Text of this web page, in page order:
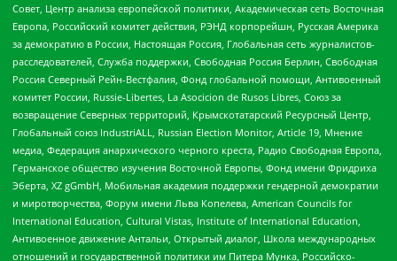
Совет, Центр анализа европейской политики, Академическая сеть Восточная
Европа, Российский комитет действия, РЭНД корпорейшн, Русская Америка
за демократию в России, Настоящая Россия, Глобальная сеть журналистов-
расследователей, Служба поддержки, Свободная Россия Берлин, Свободная
Россия Северный Рейн-Вестфалия, Фонд глобальной помощи, Антивоенный
комитет России, Russie-Libertes, La Asocicion de Rusos Libres, Союз за
возвращение Северных территорий, Крымскотатарский Ресурсный Центр,
Глобальный союз IndustriALL, Russian Election Monitor, Article 19, Мнение
медиа, Федерация анархического черного креста, Радио Свободная Европа,
Германское общество изучения Восточной Европы, Фонд имени Фридриха
Эберта, XZ gGmbH, Мобильная академия поддержки гендерной демократии
и миротворчества, Форум имени Льва Копелева, American Councils for
International Education, Cultural Vistas, Institute of International Education,
Антивоенное движение Антальи, Открытый диалог, Школа международных
отношений и государственной политики им Питера Мунка, Российско-